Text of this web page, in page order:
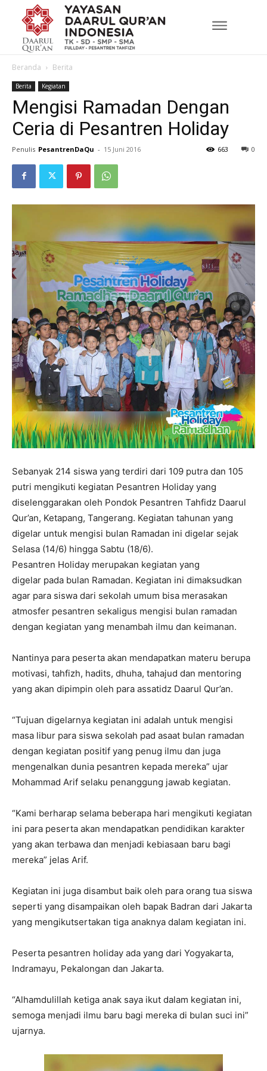
Beranda Berita
Berita Kegiatan
Mengisi Ramadan Dengan
Ceria di Pesantren Holiday
Penulis PesantrenDaQu - 15 Juni 2016 0
663
Sebanyak 214 siswa yang terdiri dari 109 putra dan 105
putri mengikuti kegiatan Pesantren Holiday yang
diselenggarakan oleh Pondok Pesantren Tahfidz Daarul
Qur’an, Ketapang, Tangerang. Kegiatan tahunan yang
digelar untuk mengisi bulan Ramadan ini digelar sejak
Selasa (14/6) hingga Sabtu (18/6).
Pesantren Holiday merupakan kegiatan yang
digelar pada bulan Ramadan. Kegiatan ini dimaksudkan
agar para siswa dari sekolah umum bisa merasakan
atmosfer pesantren sekaligus mengisi bulan ramadan
dengan kegiatan yang menambah ilmu dan keimanan.
Nantinya para peserta akan mendapatkan materu berupa
motivasi, tahfizh, hadits, dhuha, tahajud dan mentoring
yang akan dipimpin oleh para assatidz Daarul Qur’an.
“Tujuan digelarnya kegiatan ini adalah untuk mengisi
masa libur para siswa sekolah pad asaat bulan ramadan
dengan kegiatan positif yang penug ilmu dan juga
mengenalkan dunia pesantren kepada mereka” ujar
Mohammad Arif selaku penanggung jawab kegiatan.
“Kami berharap selama beberapa hari mengikuti kegiatan
ini para peserta akan mendapatkan pendidikan karakter
yang akan terbawa dan menjadi kebiasaan baru bagi
mereka” jelas Arif.
Kegiatan ini juga disambut baik oleh para orang tua siswa
seperti yang disampaikan oleh bapak Badran dari Jakarta
yang mengikutsertakan tiga anaknya dalam kegiatan ini.
Peserta pesantren holiday ada yang dari Yogyakarta,
Indramayu, Pekalongan dan Jakarta.
“Alhamdulillah ketiga anak saya ikut dalam kegiatan ini,
semoga menjadi ilmu baru bagi mereka di bulan suci ini”
ujarnya.